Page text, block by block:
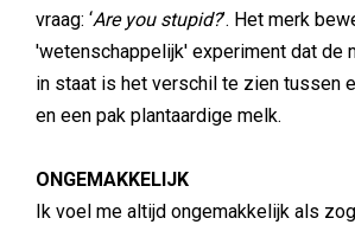
vraag: ‘Are you stupid?’. Het merk
'wetenschappelijk' experiment dat de
in staat is het verschil te zien tussen
en een pak plantaardige melk.
ONGEMAKKELIJK
Ik voel me altijd ongemakkelijk als